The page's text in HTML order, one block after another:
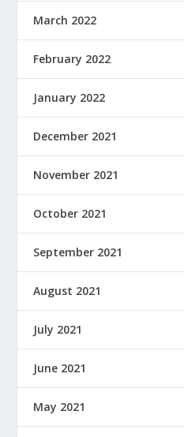
March 2022
February 2022
January 2022
December 2021
November 2021
October 2021
September 2021
August 2021
July 2021
June 2021
May 2021